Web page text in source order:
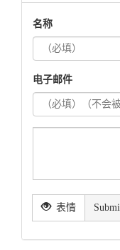
名称
电子邮件
表情